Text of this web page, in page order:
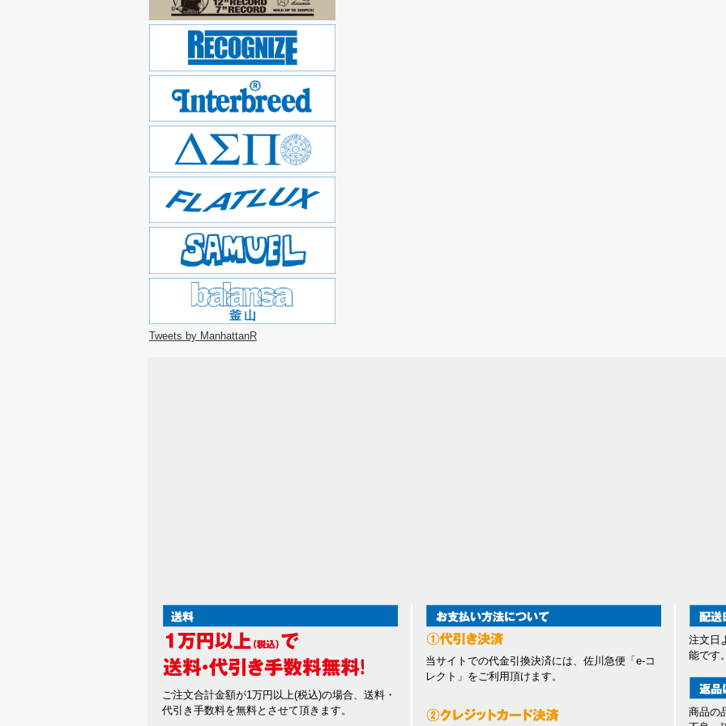
Tweets by ManhattanR
ご注文合計金額が1万円以上(税込)の場合、送料・
代引き手数料を無料とさせて頂きます。
当サイトでの代金引換決済には、佐川急便「e-コ
レクト」をご利用頂けます。
注文日
能です
商品の